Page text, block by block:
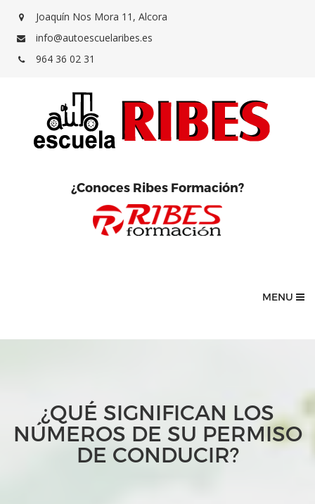
Joaquín Nos Mora 11, Alcora
info@autoescuelaribes.es
964 36 02 31
¿Conoces Ribes Formación?
MENU
¿QUÉ SIGNIFICAN LOS
NÚMEROS DE SU PERMISO
DE CONDUCIR?